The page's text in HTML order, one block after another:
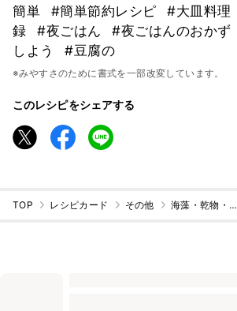
簡単
#簡単節約レシピ #大皿料理
録
#夜ごはん #夜ごはんのおかず
しよう
#豆腐の
※みやすさのために書式を一部改変しています。
このレシピをシェアする
TOP レシピカード その他 海藻・乾物・こんにゃく